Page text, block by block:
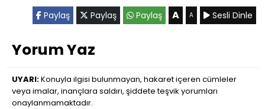
Paylaş Paylaş Paylaş A A Sesli Dinle
Yorum Yaz
UYARI:Konuyla ilgisi bulunmayan, hakaret içeren cümleler
veya imalar, inançlara saldırı, şiddete teşvik yorumları
onaylanmamaktadır.